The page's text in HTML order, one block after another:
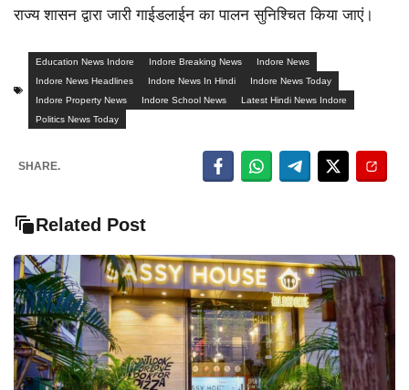
राज्य शासन द्वारा जारी गाईडलाईन का पालन सुनिश्चित किया जाएं।
Education News Indore Indore Breaking News
Indore News
Indore News Headlines
Indore News In Hindi
Indore News Today
Indore Property News
Indore School News
Latest Hindi News Indore
Politics News Today
SHARE.
Related Post